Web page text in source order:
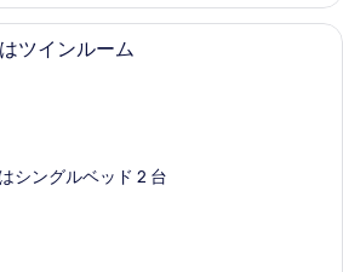
クラシック ダブルまたはツインルー
ツインルーム
シングルベッド 2 台